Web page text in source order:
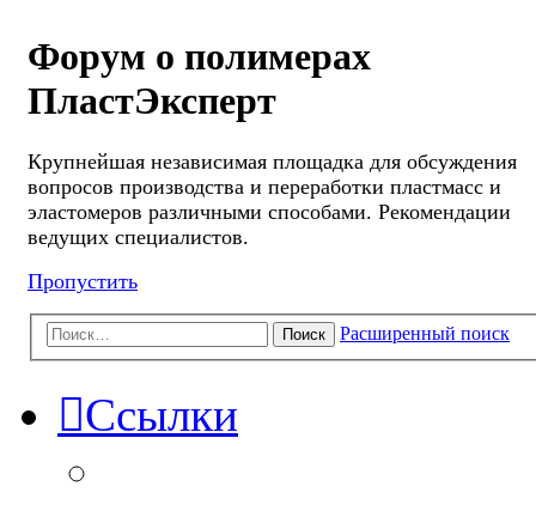
Форум о полимерах
ПластЭксперт
Крупнейшая независимая площадка для обсуждения
вопросов производства и переработки пластмасс и
эластомеров различными способами. Рекомендации
ведущих специалистов.
Пропустить
Поиск Расширенный поиск
Ссылки